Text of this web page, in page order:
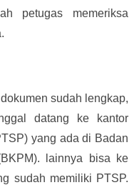
petugas memeriksa
sudah lengkap,
datang ke kantor
yang ada di Badan
lainnya bisa ke
sudah memiliki PTSP.